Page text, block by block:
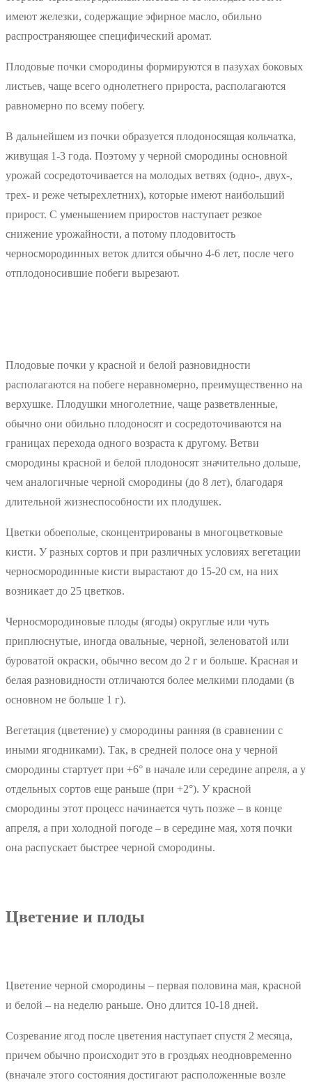
имеют железки, содержащие эфирное масло, обильно
распространяющее специфический аромат.
Плодовые почки смородины формируются в пазухах боковых
листьев, чаще всего однолетнего прироста, располагаются
равномерно по всему побегу.
В дальнейшем из почки образуется плодоносящая кольчатка,
живущая 1-3 года. Поэтому у черной смородины основной
урожай сосредоточивается на молодых ветвях (одно-, двух-,
трех- и реже четырехлетних), которые имеют наибольший
прирост. С уменьшением приростов наступает резкое
снижение урожайности, а потому плодовитость
черносмородинных веток длится обычно 4-6 лет, после чего
отплодоносившие побеги вырезают.
Плодовые почки у красной и белой разновидности
располагаются на побеге неравномерно, преимущественно на
верхушке. Плодушки многолетние, чаще разветвленные,
обычно они обильно плодоносят и сосредоточиваются на
границах перехода одного возраста к другому. Ветви
смородины красной и белой плодоносят значительно дольше,
чем аналогичные черной смородины (до 8 лет), благодаря
длительной жизнеспособности их плодушек.
Цветки обоеполые, сконцентрированы в многоцветковые
кисти. У разных сортов и при различных условиях вегетации
черносмородинные кисти вырастают до 15-20 см, на них
возникает до 25 цветков.
Черносмородиновые плоды (ягоды) округлые или чуть
приплюснутые, иногда овальные, черной, зеленоватой или
буроватой окраски, обычно весом до 2 г и больше. Красная и
белая разновидности отличаются более мелкими плодами (в
основном не больше 1 г).
Вегетация (цветение) у смородины ранняя (в сравнении с
иными ягодниками). Так, в средней полосе она у черной
смородины стартует при +6° в начале или середине апреля, а у
отдельных сортов еще раньше (при +2°). У красной
смородины этот процесс начинается чуть позже – в конце
апреля, а при холодной погоде – в середине мая, хотя почки
она распускает быстрее черной смородины.
Цветение и плоды
Цветение черной смородины – первая половина мая, красной
и белой – на неделю раньше. Оно длится 10-18 дней.
Созревание ягод после цветения наступает спустя 2 месяца,
причем обычно происходит это в гроздьях неодновременно
(вначале этого состояния достигают расположенные возле